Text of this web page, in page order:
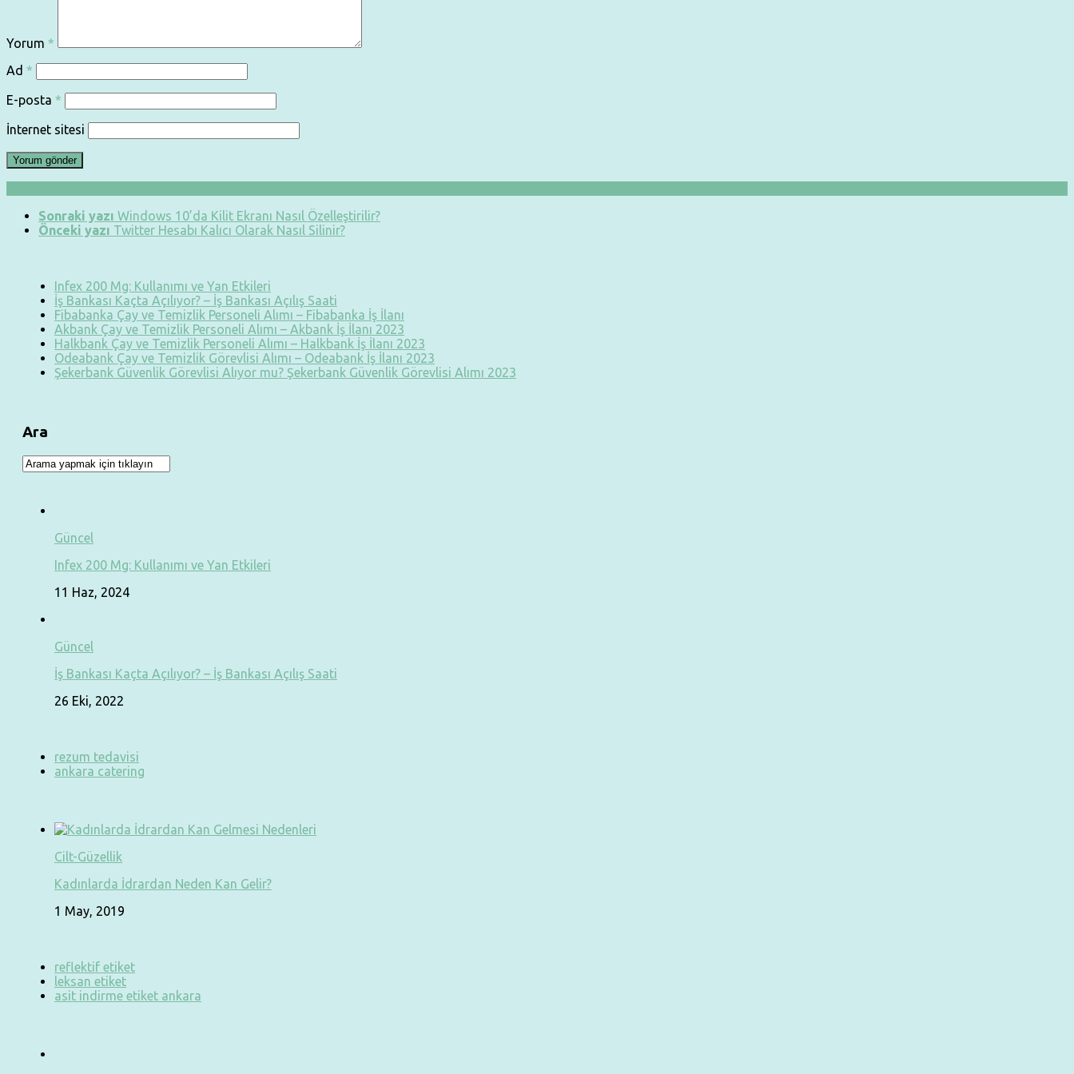
Yorum *
Ad *
E-posta *
İnternet sitesi
Sonraki yazı Windows 10’da Kilit Ekranı Nasıl Özelleştirilir?
Önceki yazı Twitter Hesabı Kalıcı Olarak Nasıl Silinir?
Infex 200 Mg: Kullanımı ve Yan Etkileri
İş Bankası Kaçta Açılıyor? – İş Bankası Açılış Saati
Fibabanka Çay ve Temizlik Personeli Alımı – Fibabanka İş İlanı
Akbank Çay ve Temizlik Personeli Alımı – Akbank İş İlanı 2023
Halkbank Çay ve Temizlik Personeli Alımı – Halkbank İş İlanı 2023
Odeabank Çay ve Temizlik Görevlisi Alımı – Odeabank İş İlanı 2023
Şekerbank Güvenlik Görevlisi Alıyor mu? Şekerbank Güvenlik Görevlisi Alımı 2023
Ara
Güncel
Infex 200 Mg: Kullanımı ve Yan Etkileri
11 Haz, 2024
Güncel
İş Bankası Kaçta Açılıyor? – İş Bankası Açılış Saati
26 Eki, 2022
rezum tedavisi
ankara catering
Cilt-Güzellik
Kadınlarda İdrardan Neden Kan Gelir?
1 May, 2019
reflektif etiket
leksan etiket
asit indirme etiket ankara